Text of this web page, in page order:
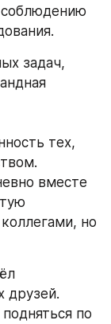
задач,
тех,
вместе
но
друзей.
по